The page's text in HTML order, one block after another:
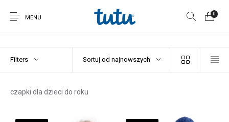
MENU
0
Filters Sortuj od najnowszych
czapki dla dzieci do roku